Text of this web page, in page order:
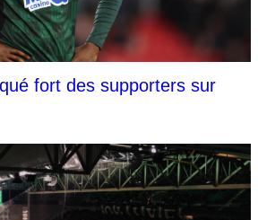
fort des supporters sur